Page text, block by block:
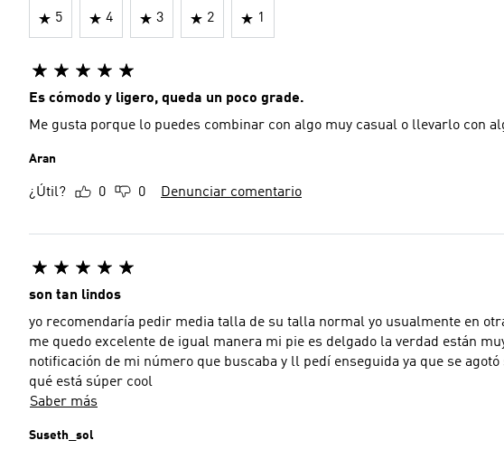
5 4 3 2 1
Es cómodo y ligero, queda un poco grade.
Me gusta porque lo puedes combinar con algo muy casual o llevarlo con
Aran
¿Útil? 0 0 Denunciar comentario
son tan lindos
yo recomendaría pedir media talla de su talla normal yo usualmente en
me quedo excelente de igual manera mi pie es delgado la verdad están
notificación de mi número que buscaba y ll pedí enseguida ya que se
qué está súper cool
Saber más
Suseth_sol